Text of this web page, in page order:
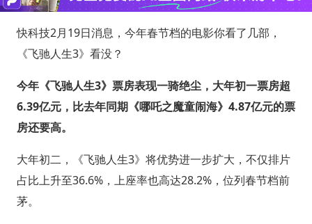
快科技2月19日消息，今年春节档的电影你看了几部，
《飞驰人生3》看没？
今年《飞驰人生3》票房表现一骑绝尘，大年初一票房超
6.39亿元，比去年同期《哪吒之魔童闹海》4.87亿元的票
房还要高。
大年初二，《飞驰人生3》将优势进一步扩大，不仅排片
占比上升至36.6%，上座率也高达28.2%，位列春节档前
茅。